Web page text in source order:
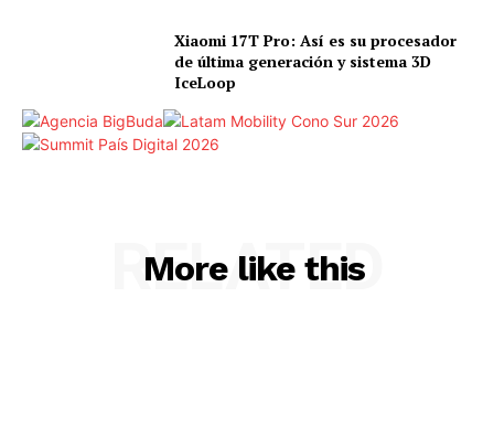
Xiaomi 17T Pro: Así es su procesador
de última generación y sistema 3D
IceLoop
More like this
RELATED